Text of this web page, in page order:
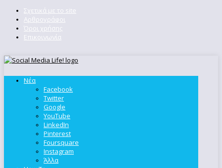
Σχετικά με το site
Αρθρογράφοι
Όροι χρήσης
Επικοινωνία
Νέα
Facebook
Twitter
Google
YouTube
LinkedIn
Pinterest
Foursquare
Instagram
Άλλα